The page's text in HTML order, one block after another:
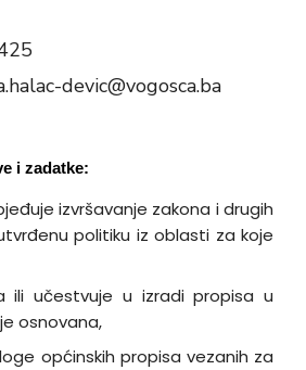
devic@vogosca.ba
i zadatke:
izvršavanje zakona i drugih
politiku iz oblasti za koje
ili učestvuje u izradi propisa u
osnovana,
općinskih propisa vezanih za